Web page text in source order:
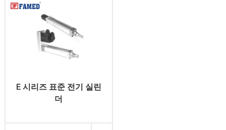
E 시리즈 표준 전기 실린
더